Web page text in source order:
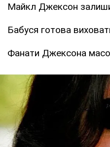
Майкл Джексон
Бабуся готова
Фанати Джексона